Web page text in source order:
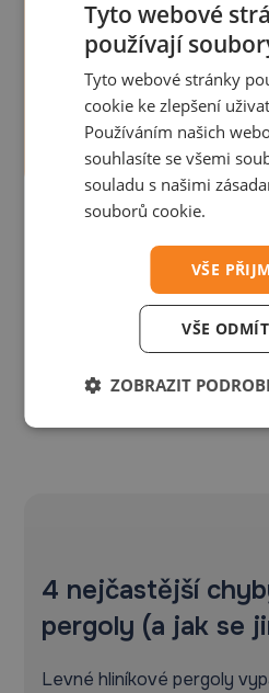
+420 725 514 746
poptavky@alaris.cz
Kontaktní formulář
4 nejčastější
pergoly (a jak se
Levné hliníkové pergoly
Tyto webové
používají
Tyto webové stránky
cookie ke zlepšení
Používáním našich
souhlasíte se všemi
souladu s našimi
souborů cookie.
VŠE
VŠE
ZOBRAZIT